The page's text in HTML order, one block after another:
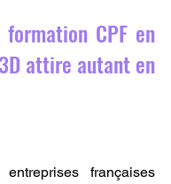
CPF en
attire autant en
françaises